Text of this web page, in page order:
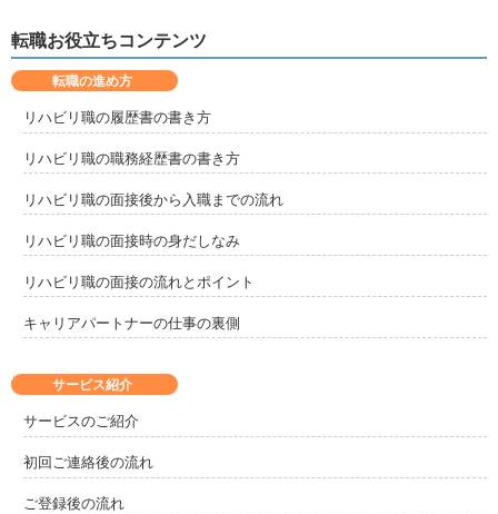
転職お役立ちコンテンツ
サービス紹介
サービスのご紹介
初回ご連絡後の流れ
ご登録後の流れ
転職の進め方
リハビリ職の履歴書の書き方
リハビリ職の職務経歴書の書き方
リハビリ職の面接後から入職までの流れ
リハビリ職の面接時の身だしなみ
リハビリ職の面接の流れとポイント
キャリアパートナーの仕事の裏側